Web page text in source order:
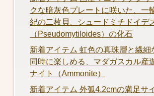
クな暗灰色プレートに咲いた、一
紀の二枚貝、シュードミチドイデ
（Pseudomytiloides）の化石
新着アイテム 虹色の真珠層と繊細
同時に楽しめる、マダガスカル産
ナイト（Ammonite）
新着アイテム 外弧4.2cmの満足サ